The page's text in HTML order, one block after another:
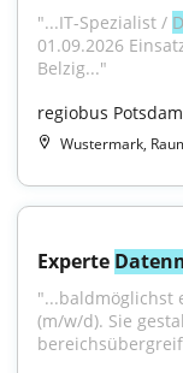
"...IT-Spezialist /
01.09.2026
Belzig..."
regiobus
Wustermark,
Experte
"...baldmöglichst
(m/w/d). Sie